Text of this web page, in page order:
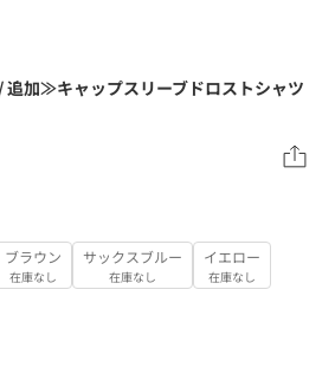
加≫キャップスリーブドロストシャツ
ブラウン
在庫なし
サックスブルー
在庫なし
イエロー
在庫なし